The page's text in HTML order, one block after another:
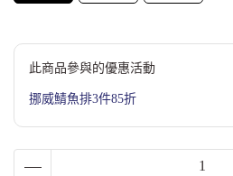
此商品參與的優惠活動
挪威鯖魚排3件85折